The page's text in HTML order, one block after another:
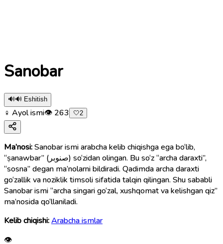
Sanobar
🔊🔊 Eshitish
♀ Ayol ismi👁 263 🤍2
Ma’nosi:Sanobar ismi arabcha kelib chiqishga ega bo‘lib,
“ṣanawbar” (صنوبر) so‘zidan olingan. Bu so‘z “archa daraxti”,
“sosna” degan ma’nolarni bildiradi. Qadimda archa daraxti
go‘zallik va noziklik timsoli sifatida talqin qilingan. Shu sababli
Sanobar ismi “archa singari go‘zal, xushqomat va kelishgan qiz”
ma’nosida qo‘llaniladi.
Kelib chiqishi:Arabcha ismlar
👁